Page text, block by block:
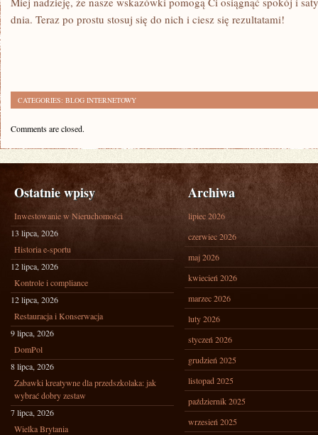
dnia. Teraz po prostu stosuj się do nich i ‌ciesz się rezultatami!
CATEGORIES: BLOG INTERNETOWY
Comments are closed.
Ostatnie wpisy
Inwestowanie w Nieruchomości
13 lipca, 2026
Historia e-sportu
12 lipca, 2026
Kontrole i compliance
12 lipca, 2026
Restauracja i Konserwacja
9 lipca, 2026
DomPol
8 lipca, 2026
Zabawki kreatywne dla przedszkolaka: jak
wybrać dobry zestaw
7 lipca, 2026
Wielka Brytania
Archiwa
lipiec 2026
czerwiec 2026
maj 2026
kwiecień 2026
marzec 2026
luty 2026
styczeń 2026
grudzień 2025
listopad 2025
październik 2025
wrzesień 2025